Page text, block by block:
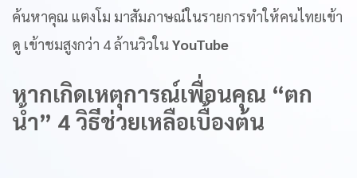
ค้นหาคุณ แตงโม มาสัมภาษณ์ในรายการทำให้คนไทยเข้า
ดู เข้าชมสูงกว่า 4 ล้านวิวในYouTube
หากเกิดเหตุการณ์เพื่อนคุณ “ตก
น้ำ” 4 วิธีช่วยเหลือเบื้องต้น